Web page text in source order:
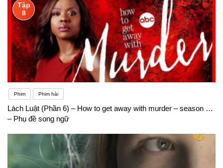
Tập
8
Phim Phim hài
Lách Luật (Phần 6) – How to get away with murder – season …
– Phụ đề song ngữ